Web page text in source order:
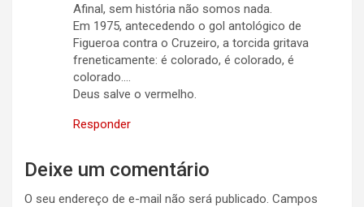
Afinal, sem história não somos nada.
Em 1975, antecedendo o gol antológico de
Figueroa contra o Cruzeiro, a torcida gritava
freneticamente: é colorado, é colorado, é
colorado….
Deus salve o vermelho.
Responder
Deixe um comentário
O seu endereço de e-mail não será publicado. Campos